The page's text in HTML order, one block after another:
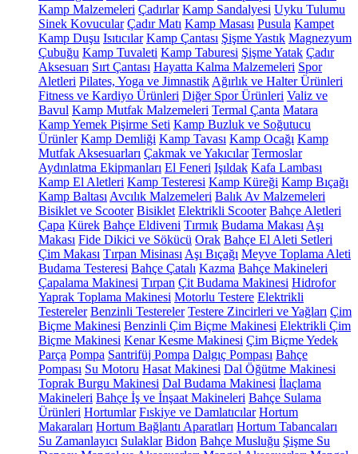
Kamp Malzemeleri Çadırlar Kamp Sandalyesi Uyku Tulumu
Sinek Kovucular Çadır Matı Kamp Masası Pusula Kampet
Kamp Duşu Isıtıcılar Kamp Çantası Şişme Yastık Magnezyum
Çubuğu Kamp Tuvaleti Kamp Taburesi Şişme Yatak Çadır
Aksesuarı Sırt Çantası Hayatta Kalma Malzemeleri Spor
Aletleri Pilates, Yoga ve Jimnastik Ağırlık ve Halter Ürünleri
Fitness ve Kardiyo Ürünleri Diğer Spor Ürünleri Valiz ve
Bavul Kamp Mutfak Malzemeleri Termal Çanta Matara
Kamp Yemek Pişirme Seti Kamp Buzluk ve Soğutucu
Ürünler Kamp Demliği Kamp Tavası Kamp Ocağı Kamp
Mutfak Aksesuarları Çakmak ve Yakıcılar Termoslar
Aydınlatma Ekipmanları El Feneri Işıldak Kafa Lambası
Kamp El Aletleri Kamp Testeresi Kamp Küreği Kamp Bıçağı
Kamp Baltası Avcılık Malzemeleri Balık Av Malzemeleri
Bisiklet ve Scooter Bisiklet Elektrikli Scooter Bahçe Aletleri
Çapa Kürek Bahçe Eldiveni Tırmık Budama Makası Aşı
Makası Fide Dikici ve Sökücü Orak Bahçe El Aleti Setleri
Çim Makası Tırpan Misinası Aşı Bıçağı Meyve Toplama Aleti
Budama Testeresi Bahçe Çatalı Kazma Bahçe Makineleri
Çapalama Makinesi Tırpan Çit Budama Makinesi Hidrofor
Yaprak Toplama Makinesi Motorlu Testere Elektrikli
Testereler Benzinli Testereler Testere Zincirleri ve Yağları Çim
Biçme Makinesi Benzinli Çim Biçme Makinesi Elektrikli Çim
Biçme Makinesi Kenar Kesme Makinesi Çim Biçme Yedek
Parça Pompa Santrifüj Pompa Dalgıç Pompası Bahçe
Pompası Su Motoru Hasat Makinesi Dal Öğütme Makinesi
Toprak Burgu Makinesi Dal Budama Makinesi İlaçlama
Makineleri Bahçe İş ve İnşaat Makineleri Bahçe Sulama
Ürünleri Hortumlar Fıskiye ve Damlatıcılar Hortum
Makaraları Hortum Bağlantı Aparatları Hortum Tabancaları
Su Zamanlayıcı Sulaklar Bidon Bahçe Musluğu Şişme Su